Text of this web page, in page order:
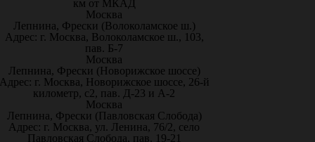
км от МКАД
Москва
Лепнина, Фрески (Волоколамское ш.)
Адрес: г. Москва, Волоколамское ш., 103,
пав. Б-7
Москва
Лепнина, Фрески (Новорижское шоссе)
г. Москва, Новорижское шоссе, 26-й
километр, с2, пав. Д-23 и А-2
Москва
Лепнина, Фрески (Павловская Слобода)
Адрес: г. Москва, ул. Ленина, 76/2, село
Павловская Слобода, пав. 19-21